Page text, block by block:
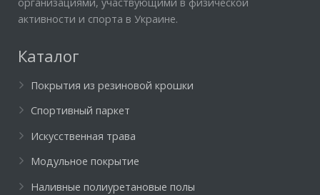
активности и спорта в Украине.
Каталог
Покрытия из резиновой крошки
Спортивный паркет
Искусственная трава
Модульное покрытие
Наливные полиуретановые полы